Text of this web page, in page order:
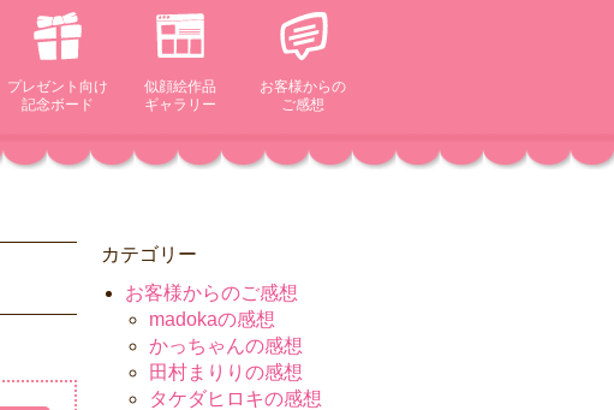
プレゼント向け
記念ボード
似顔絵作品
ギャラリー
お客様からの
ご感想
カテゴリー
お客様からのご感想
madokaの感想
かっちゃんの感想
田村まりりの感想
タケダヒロキの感想